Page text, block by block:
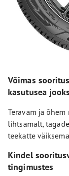
Võimas
kasutusea
Teravam ja
lihtsamalt,
teekatte
Kindel
tingimustes